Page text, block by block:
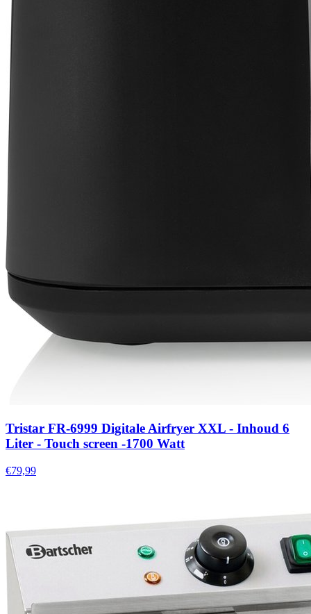
Tristar FR-6999 Digitale Airfryer XXL - Inhoud 6
Liter - Touch screen -1700 Watt
€79,99